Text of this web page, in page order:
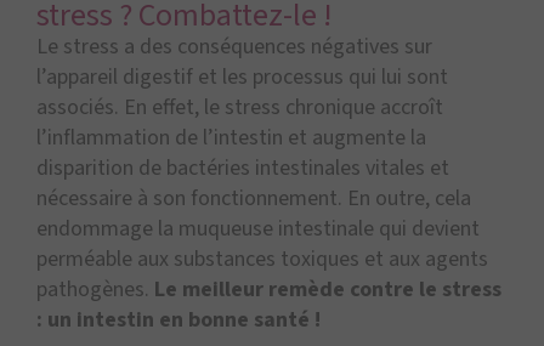
stress ? Combattez-le !
Le stress a des conséquences négatives sur
l’appareil digestif et les processus qui lui sont
associés. En effet, le stress chronique accroît
l’inflammation de l’intestin et augmente la
disparition de bactéries intestinales vitales et
nécessaire à son fonctionnement. En outre, cela
endommage la muqueuse intestinale qui devient
perméable aux substances toxiques et aux agents
pathogènes. Le meilleur remède contre le stress
: un intestin en bonne santé !